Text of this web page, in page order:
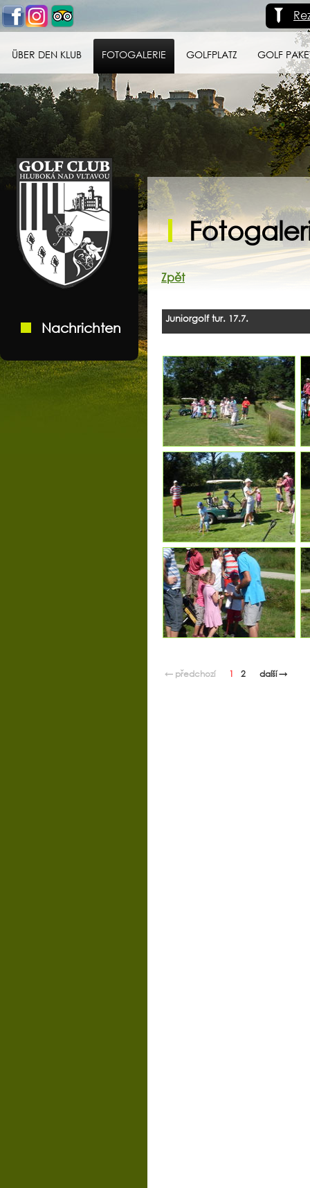
ÜBER DEN KLUB FOTOGALERIE GOLFPLATZ GOLF
Golf klub Hluboká
nad Vltavou
Nachrichten
Zpět
Juniorgolf tur. 17.7.
← předchozí 1 2 další →